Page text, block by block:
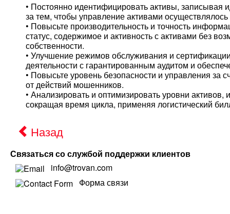
• Постоянно идентифицировать активы, записывая
за тем, чтобы управление активами
• Повысьте производительность и точность
статус, содержимое и активность с активами без
собственности.
• Улучшение режимов обслуживания и
деятельности с гарантированным аудитом и
• Повысьте уровень безопасности и управления
от действий мошенников.
• Анализировать и оптимизировать уровни
сокращая время цикла, применяя логистический
Назад
Связаться со службой поддержки клиентов
info@trovan.com
Форма связи